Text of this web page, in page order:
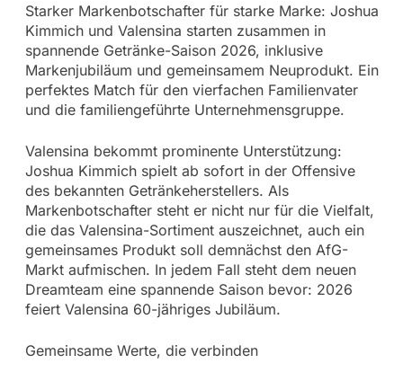
Starker Markenbotschafter für starke Marke: Joshua
Kimmich und Valensina starten zusammen in
spannende Getränke-Saison 2026, inklusive
Markenjubiläum und gemeinsamem Neuprodukt. Ein
perfektes Match für den vierfachen Familienvater
und die familiengeführte Unternehmensgruppe.
Valensina bekommt prominente Unterstützung:
Joshua Kimmich spielt ab sofort in der Offensive
des bekannten Getränkeherstellers. Als
Markenbotschafter steht er nicht nur für die Vielfalt,
die das Valensina-Sortiment auszeichnet, auch ein
gemeinsames Produkt soll demnächst den AfG-
Markt aufmischen. In jedem Fall steht dem neuen
Dreamteam eine spannende Saison bevor: 2026
feiert Valensina 60-jähriges Jubiläum.
Gemeinsame Werte, die verbinden